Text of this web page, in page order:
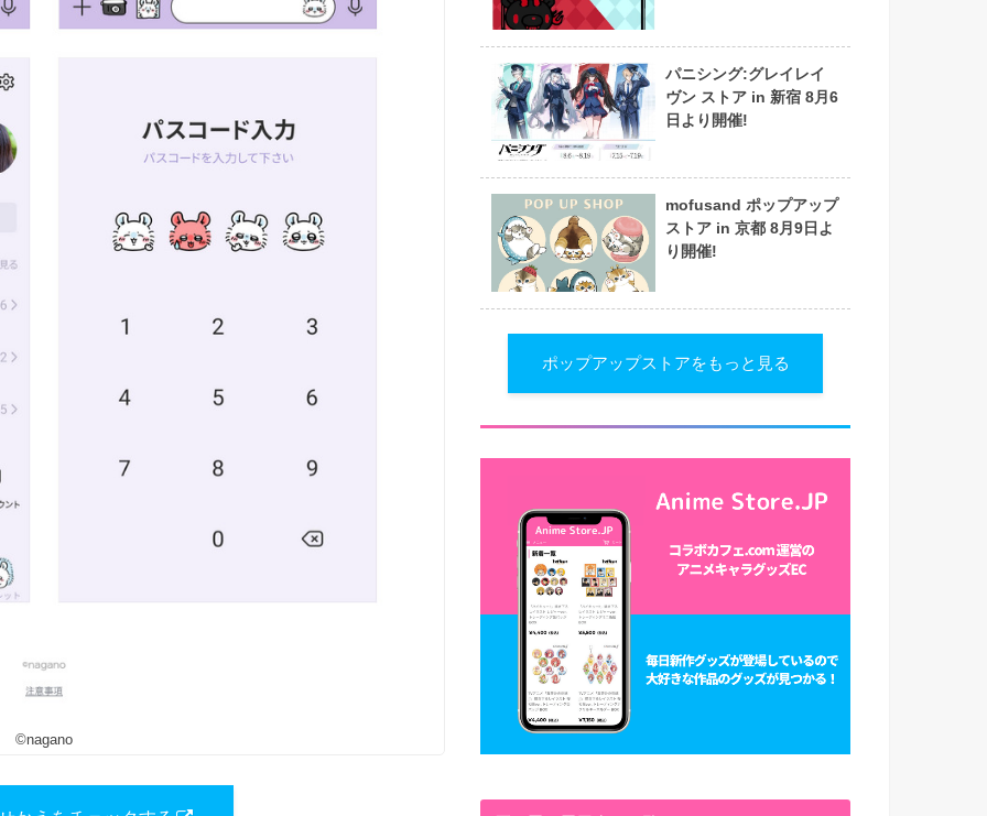
©nagano
パニシング:グレイレイ
ヴン ストア in 新宿 8月6
日より開催!
mofusand ポップアップ
ストア in 京都 8月9日よ
り開催!
ポップアップストアをもっと見る